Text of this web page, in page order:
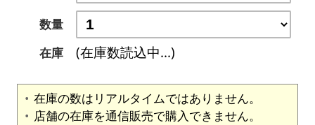
数量
在庫
(在庫数読込中...)
在庫の数はリアルタイムではありません。
店舗の在庫を通信販売で購入できません。